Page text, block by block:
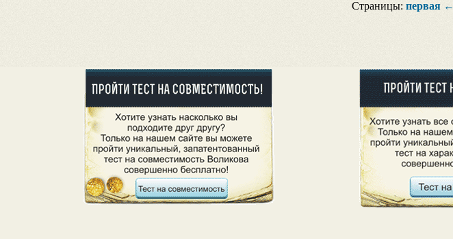
Страницы: первая←